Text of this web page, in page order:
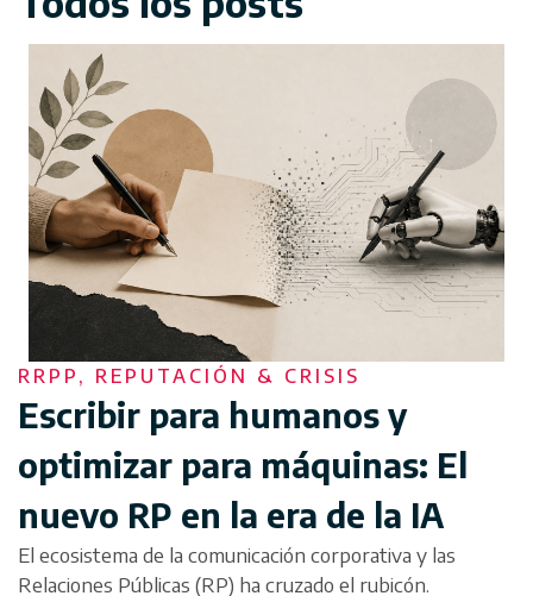
RRPP, REPUTACIÓN & CRISIS
Escribir para humanos y
optimizar para máquinas: El
nuevo RP en la era de la IA
El ecosistema de la comunicación corporativa y las
Relaciones Públicas (RP) ha cruzado el rubicón.